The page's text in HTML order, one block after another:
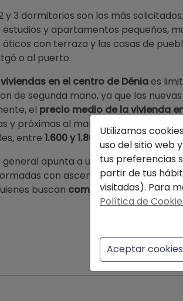
y 3 dormitorios son los más
y apartamentos pequeños,
áticos con terraza y las casas de
o al puerto.
en el centro de Déniaes
de segunda mano, ya que las
el precio medio de la vivienda
y próximas al mar superan esta
entre 1.600 y 1.800 €/m².
general apunta a unasubida
con ascensor, garaje o
buscan comprar vivienda en
Utilizamos
uso del sitio web
tus preferencias
partir de tus
visitadas). Para
Política de
Aceptar cookies